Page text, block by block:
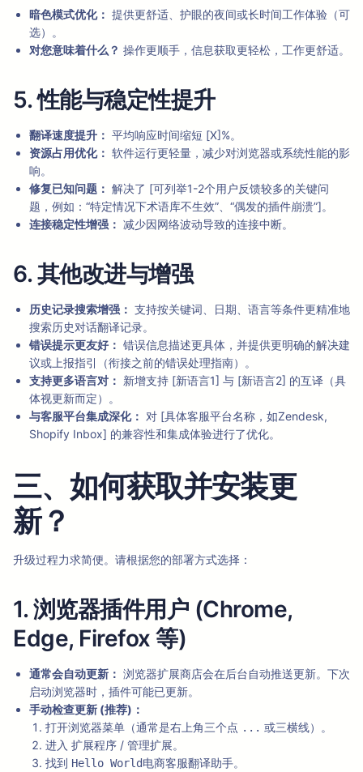
暗色模式优化： 提供更舒适、护眼的夜间或长时间工作体验（可
选）。
对您意味着什么？ 操作更顺手，信息获取更轻松，工作更舒适。
5. 性能与稳定性提升
翻译速度提升： 平均响应时间缩短 [X]%。
资源占用优化： 软件运行更轻量，减少对浏览器或系统性能的影
响。
修复已知问题： 解决了 [可列举1-2个用户反馈较多的关键问
题，例如：“特定情况下术语库不生效”、“偶发的插件崩溃”]。
连接稳定性增强： 减少因网络波动导致的连接中断。
6. 其他改进与增强
历史记录搜索增强： 支持按关键词、日期、语言等条件更精准地
搜索历史对话翻译记录。
错误提示更友好： 错误信息描述更具体，并提供更明确的解决建
议或上报指引（衔接之前的错误处理指南）。
支持更多语言对： 新增支持 [新语言1] 与 [新语言2] 的互译（具
体视更新而定）。
与客服平台集成深化： 对 [具体客服平台名称，如Zendesk,
Shopify Inbox] 的兼容性和集成体验进行了优化。
三、如何获取并安装更
新？
升级过程力求简便。请根据您的部署方式选择：
1. 浏览器插件用户 (Chrome,
Edge, Firefox 等)
通常会自动更新： 浏览器扩展商店会在后台自动推送更新。下次
启动浏览器时，插件可能已更新。
手动检查更新 (推荐)：
打开浏览器菜单（通常是右上角三个点 ... 或三横线）。
进入 扩展程序 / 管理扩展。
找到 Hello World电商客服翻译助手。